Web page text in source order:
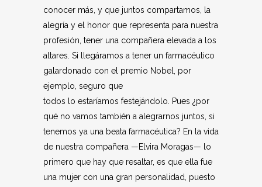
conocer más, y que juntos compartamos, la
alegría y el honor que representa para nuestra
profesión, tener una compañera elevada a los
altares. Si llegáramos a tener un farmacéutico
galardonado con el premio Nobel, por
ejemplo, seguro que
todos lo estaríamos festejándolo. Pues ¿por
qué no vamos también a alegrarnos juntos, si
tenemos ya una beata farmacéutica? En la vida
de nuestra compañera —Elvira Moragas— lo
primero que hay que resaltar, es que ella fue
una mujer con una gran personalidad, puesto